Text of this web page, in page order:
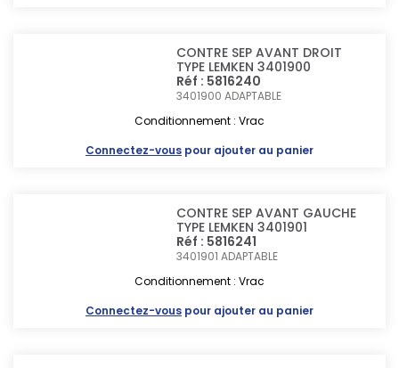
CONTRE SEP AVANT DROIT
TYPE LEMKEN 3401900
Réf : 5816240
3401900ADAPTABLE
Conditionnement : Vrac
Connectez-vous pour ajouter au panier
CONTRE SEP AVANT GAUCHE
TYPE LEMKEN 3401901
Réf : 5816241
3401901ADAPTABLE
Conditionnement : Vrac
Connectez-vous pour ajouter au panier